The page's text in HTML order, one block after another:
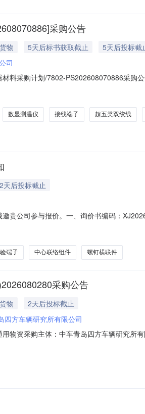
采购公告
货物 5天后标书获取截止 5天后投标截
司
料采购计划/7802-PS202608070886采购
物料防爆接线箱\36(20
数显测温仪 接线端子 超五类双绞线
2天后投标截止
贵公司参与报价。一、询价书编码：
行在线通知接收、报价。四、具体时间安
端子 中心联络组件 螺钉横联件
采购公告
货物
2天后投标截止
四方车辆研究所有限公司
物资采购主体：中车青岛四方车辆研究所
准合同（80001）2026080280】项目进